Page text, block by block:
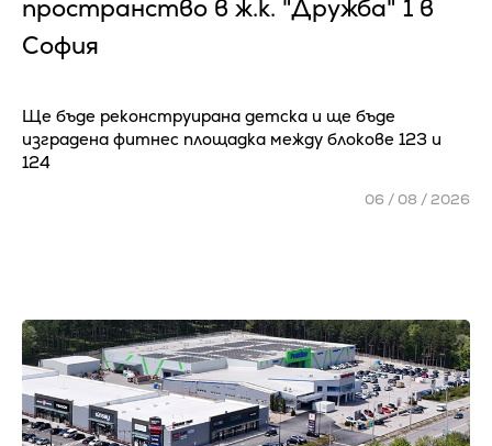
пространство в ж.к. "Дружба" 1 в
София
Ще бъде реконструирана детска и ще бъде
изградена фитнес площадка между блокове 123 и
124
06 / 08 / 2026